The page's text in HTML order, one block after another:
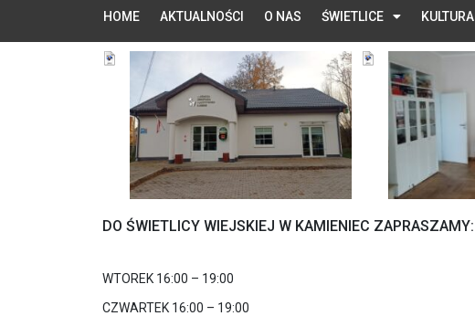
HOME AKTUALNOŚCI O NAS ŚWIETLICE KULTURA
DO ŚWIETLICY WIEJSKIEJ W KAMIENIEC ZAPRASZAMY:
WTOREK 16:00 – 19:00
CZWARTEK 16:00 – 19:00